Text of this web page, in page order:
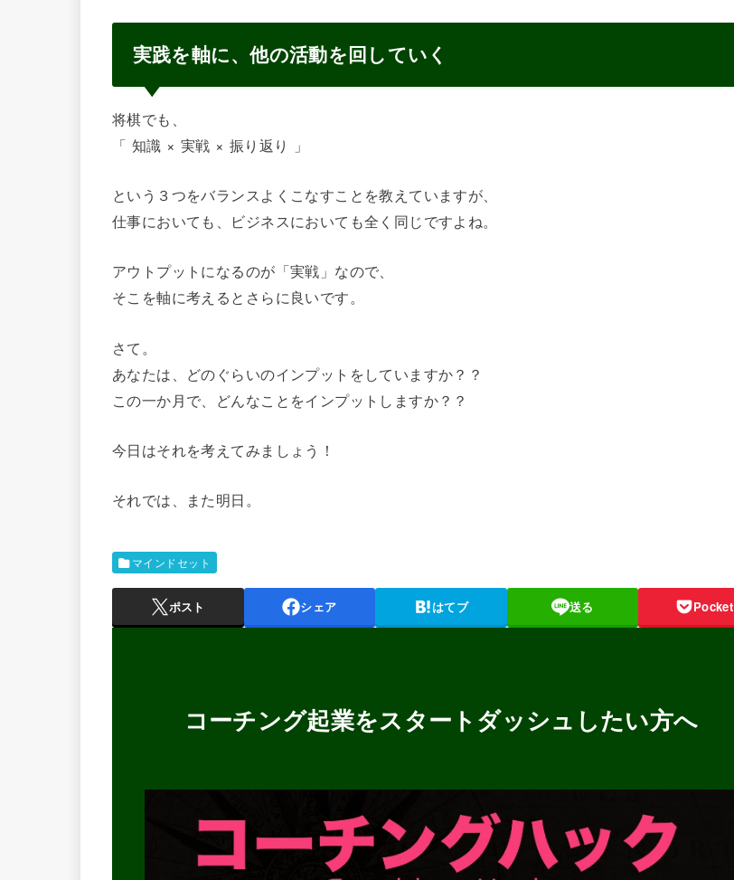
実践を軸に、他の活動を回していく
将棋でも、
「 知識 × 実戦 × 振り返り 」
という３つをバランスよくこなすことを教えていますが、
仕事においても、ビジネスにおいても全く同じですよね。
アウトプットになるのが「実戦」なので、
そこを軸に考えるとさらに良いです。
さて。
あなたは、どのぐらいのインプットをしていますか？？
この一か月で、どんなことをインプットしますか？？
今日はそれを考えてみましょう！
それでは、また明日。
マインドセット
ポスト シェア はてブ 送る Pocket
コーチング起業をスタートダッシュしたい方へ